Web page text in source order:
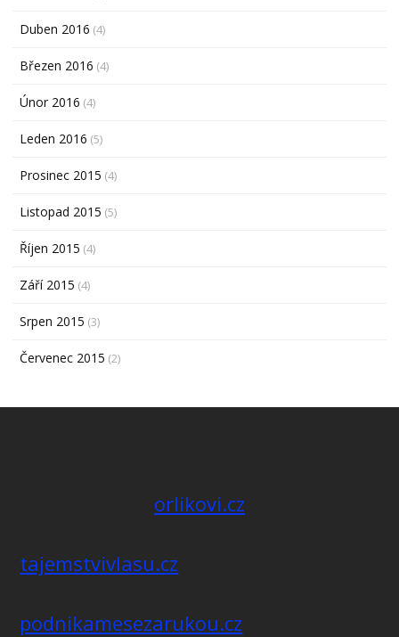
Duben 2016 (4)
Březen 2016 (4)
Únor 2016 (4)
Leden 2016 (5)
Prosinec 2015 (4)
Listopad 2015 (5)
Říjen 2015 (4)
Září 2015 (4)
Srpen 2015 (3)
Červenec 2015 (2)
orlikovi.cz
tajemstvivlasu.cz
podnikamesezarukou.cz